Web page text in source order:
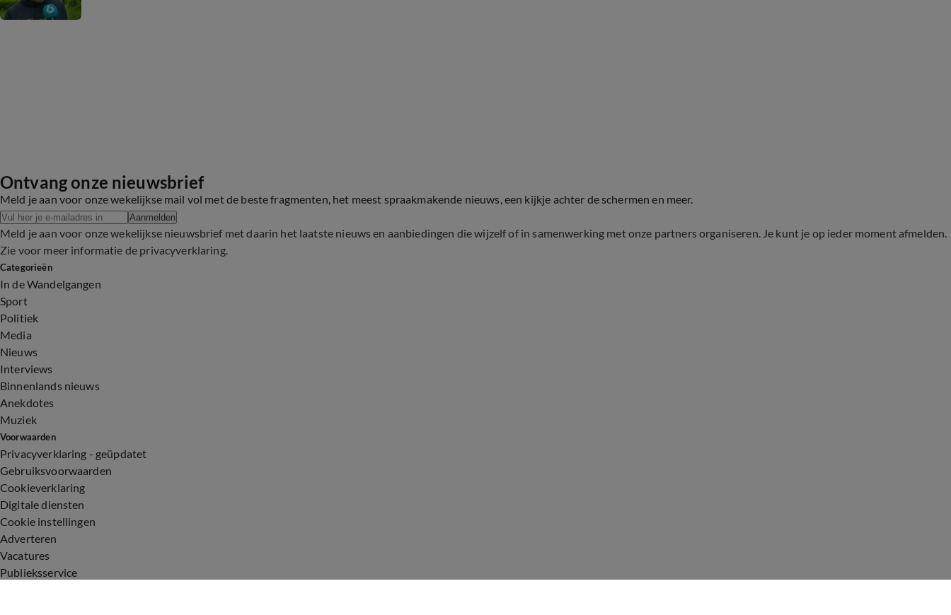
Ontvang onze nieuwsbrief
Meld je aan voor onze wekelijkse mail vol met de beste fragmenten, het meest spraakmakende nieuws, een kijkje achter de schermen en meer.
Aanmelden
Meld je aan voor onze wekelijkse nieuwsbrief met daarin het laatste nieuws en aanbiedingen die wijzelf of in samenwerking met onze partners organiseren. Je kunt je op ieder moment afmelden.
Zie voor meer informatie de privacyverklaring.
Categorieën
In de Wandelgangen
Sport
Politiek
Media
Nieuws
Interviews
Binnenlands nieuws
Anekdotes
Muziek
Voorwaarden
Privacyverklaring - geüpdatet
Gebruiksvoorwaarden
Cookieverklaring
Digitale diensten
Cookie instellingen
Adverteren
Vacatures
Publieksservice